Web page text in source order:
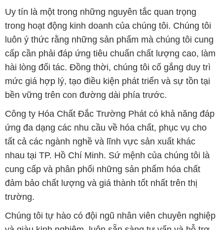
Uy tín là một trong những nguyên tắc quan trọng
trong hoạt động kinh doanh của chúng tôi. Chúng tôi
luôn ý thức rằng những sản phẩm mà chúng tôi cung
cấp cần phải đáp ứng tiêu chuẩn chất lượng cao, làm
hài lòng đối tác. Đồng thời, chúng tôi cố gắng duy trì
mức giá hợp lý, tạo điều kiện phát triển và sự tồn tại
bền vững trên con đường dài phía trước.
Công ty Hóa Chất Đắc Trường Phát có khả năng đáp
ứng đa dạng các nhu cầu về hóa chất, phục vụ cho
tất cả các ngành nghề và lĩnh vực sản xuất khác
nhau tại TP. Hồ Chí Minh. Sứ mệnh của chúng tôi là
cung cấp và phân phối những sản phẩm hóa chất
đảm bảo chất lượng và giá thành tốt nhất trên thị
trường.
Chúng tôi tự hào có đội ngũ nhân viên chuyên nghiệp